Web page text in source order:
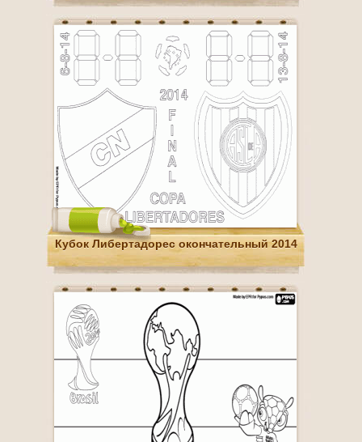
Кубок Либертадорес окончательный 2014